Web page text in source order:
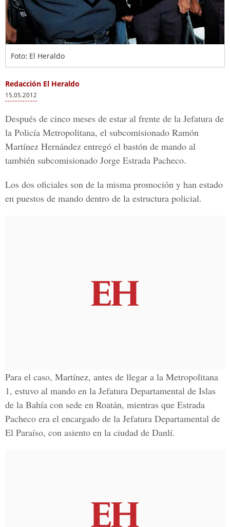
Foto: El Heraldo
Redacción El Heraldo
15.05.2012
Después de cinco meses de estar al frente de la Jefatura de
la Policía Metropolitana, el subcomisionado Ramón
Martínez Hernández entregó el bastón de mando al
también subcomisionado Jorge Estrada Pacheco.
Los dos oficiales son de la misma promoción y han estado
en puestos de mando dentro de la estructura policial.
Para el caso, Martínez, antes de llegar a la Metropolitana
1, estuvo al mando en la Jefatura Departamental de Islas
de la Bahía con sede en Roatán, mientras que Estrada
Pacheco era el encargado de la Jefatura Departamental de
El Paraíso, con asiento en la ciudad de Danlí.